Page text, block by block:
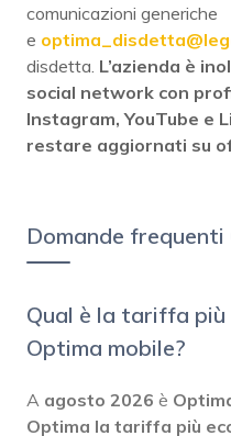
comunicazioni generiche
e
disdetta. L’azienda è
social network con
Instagram,YouTube e
restare aggiornati su
Domande
Qual è la tariffa più
Optima mobile?
A agosto 2026 è
Optima la tariffa più